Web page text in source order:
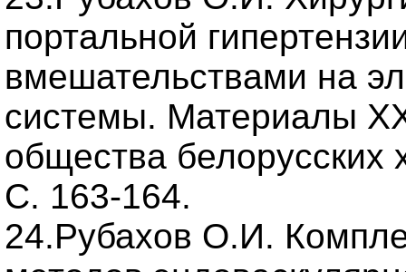
портальной
вмешательствами на
системы. Материалы
общества белорусских
С. 163-164.
24.Рубахов О.И.